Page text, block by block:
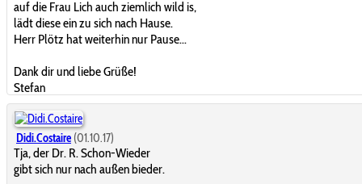
auf die Frau Lich auch ziemlich wild is,
lädt diese ein zu sich nach Hause.
Herr Plötz hat weiterhin nur Pause...
Dank dir und liebe Grüße!
Stefan
Didi.Costaire (01.10.17)
Tja, der Dr. R. Schon-Wieder
gibt sich nur nach außen bieder.